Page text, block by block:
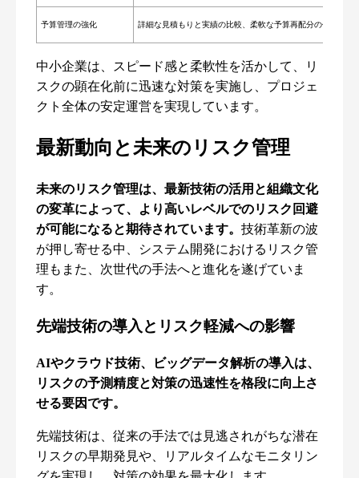
予算管理の強化 詳細な見積もりと実績の比較、柔軟な予算再配分の仕組みの
中小企業は、スピード感と柔軟性を活かして、リ
スクの顕在化前に迅速な対策を実施し、プロジェ
クト全体の安定運営を実現しています。
最新動向と未来のリスク管理
未来のリスク管理は、最新技術の活用と組織文化
の変革によって、より高いレベルでのリスク回避
が可能になると期待されています。 技術革新の波
が押し寄せる中、システム開発におけるリスク管
理もまた、次世代の手法へと進化を遂げていま
す。
先端技術の導入とリスク軽減への影響
AIやクラウド技術、ビッグデータ解析の導入は、
リスクの予測精度と対策の迅速性を格段に向上さ
せる要因です。
先端技術は、従来の手法では見逃されがちな潜在
リスクの早期発見や、リアルタイムなモニタリン